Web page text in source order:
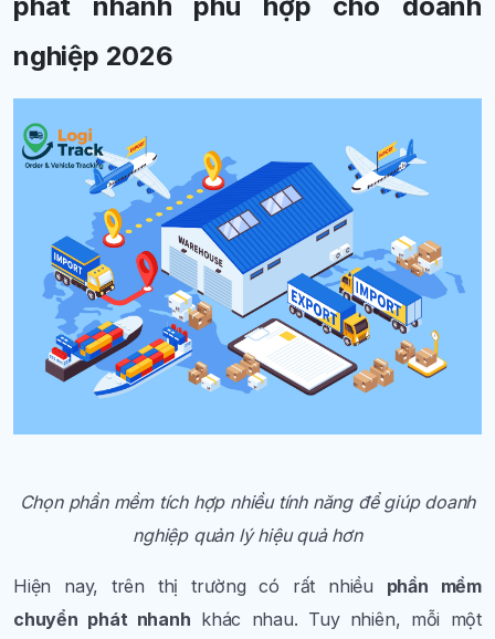
nghiệp 2026
Chọn phần mềm tích hợp nhiều tính năng để giúp doanh
nghiệp quản lý hiệu quả hơn
Hiện nay, trên thị trường có rất nhiều phần mềm
chuyển phát nhanh khác nhau. Tuy nhiên, mỗi một